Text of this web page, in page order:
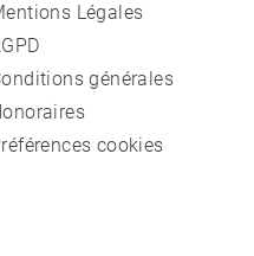
Légales
générales
cookies